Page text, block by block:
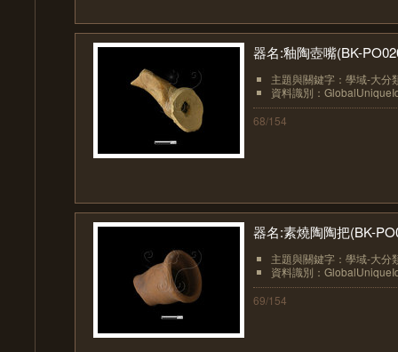
器名:釉陶壺嘴(BK-
主題與關鍵字：學域-大分
資料識別：
68/154
器名:素燒陶陶把(BK-
主題與關鍵字：學域-大分
資料識別：
69/154